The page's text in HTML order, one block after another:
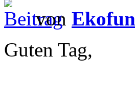
von Ekofun
Guten Tag,